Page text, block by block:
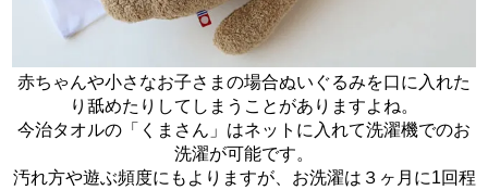
赤ちゃんや小さなお子さまの場合ぬいぐるみを口に入れた
り舐めたりしてしまうことがありますよね。
今治タオルの「くまさん」はネットに入れて洗濯機でのお
洗濯が可能です。
汚れ方や遊ぶ頻度にもよりますが、お洗濯は３ヶ月に1回程